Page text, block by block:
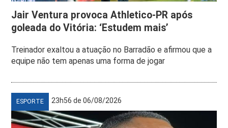
Jair Ventura provoca Athletico-PR após
goleada do Vitória: ‘Estudem mais’
Treinador exaltou a atuação no Barradão e afirmou que a
equipe não tem apenas uma forma de jogar
ESPORTE 23h56 de 06/08/2026